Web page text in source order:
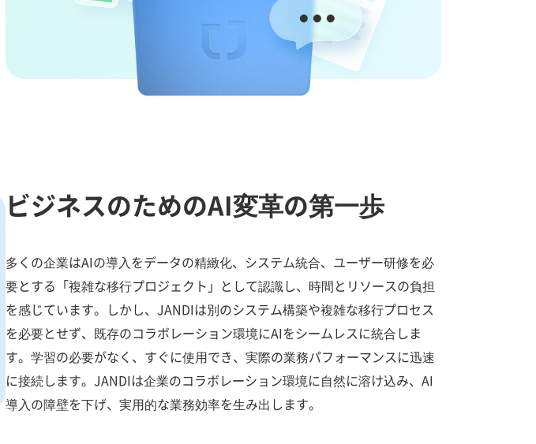
ビジネスのためのAI変革の第一歩
多くの企業はAIの導入をデータの精緻化、システム統合、ユーザー研修を必
要とする「複雑な移行プロジェクト」として認識し、時間とリソースの負担
を感じています。しかし、JANDIは別のシステム構築や複雑な移行プロセス
を必要とせず、既存のコラボレーション環境にAIをシームレスに統合しま
す。学習の必要がなく、すぐに使用でき、実際の業務パフォーマンスに迅速
に接続します。JANDIは企業のコラボレーション環境に自然に溶け込み、AI
導入の障壁を下げ、実用的な業務効率を生み出します。